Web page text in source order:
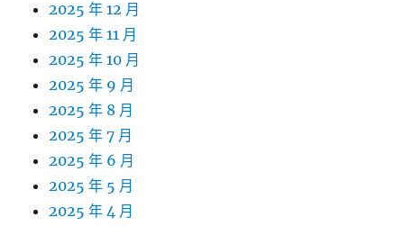
2025 年 12 月
2025 年 11 月
2025 年 10 月
2025 年 9 月
2025 年 8 月
2025 年 7 月
2025 年 6 月
2025 年 5 月
2025 年 4 月